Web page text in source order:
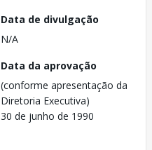
Data de divulgação
N/A
Data da aprovação
(conforme apresentação da
Diretoria Executiva)
30 de junho de 1990